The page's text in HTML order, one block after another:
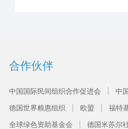
合作伙伴
中国国际民间组织合作促进会 中
德国世界粮惠组织 欧盟 福特
全球绿色资助基金会 德国米苏尔